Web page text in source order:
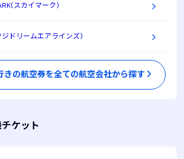
スカイマーク)
ジドリームエアラインズ)
きの航空券を全ての航空会社から探す
ケット